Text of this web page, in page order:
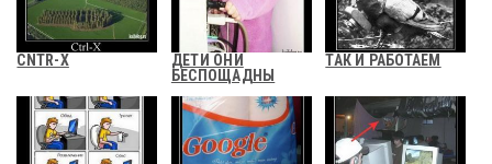
CNTR-X
ДЕТИ ОНИ
БЕСПОЩАДНЫ
ТАК И РАБОТАЕМ